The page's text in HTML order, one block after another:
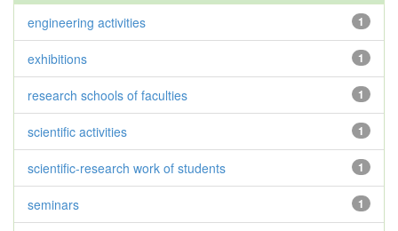
1
engineering activities
1
exhibitions
1
research schools of faculties
1
scientific activities
1
scientific-research work of students
1
seminars